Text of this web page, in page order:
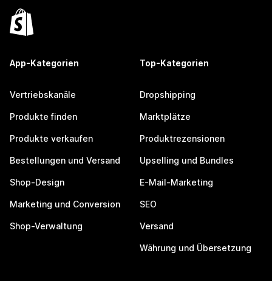
App-Kategorien
Vertriebskanäle
Produkte finden
Produkte verkaufen
Bestellungen und Versand
Shop-Design
Marketing und Conversion
Shop-Verwaltung
Top-Kategorien
Dropshipping
Marktplätze
Produktrezensionen
Upselling und Bundles
E-Mail-Marketing
SEO
Versand
Währung und Übersetzung